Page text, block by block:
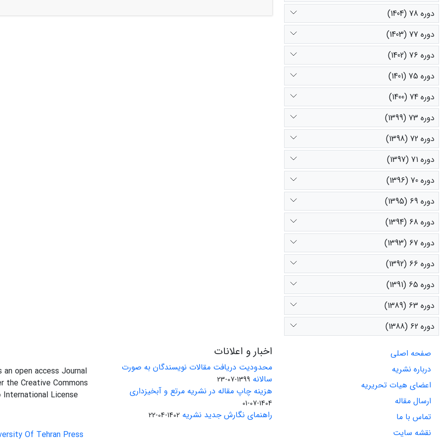
دوره 78 (1404)
دوره 77 (1403)
دوره 76 (1402)
دوره 75 (1401)
دوره 74 (1400)
دوره 73 (1399)
دوره 72 (1398)
دوره 71 (1397)
دوره 70 (1396)
دوره 69 (1395)
دوره 68 (1394)
دوره 67 (1393)
دوره 66 (1392)
دوره 65 (1391)
دوره 63 (1389)
دوره 62 (1388)
صفحه اصلی
درباره نشریه
اعضای هیات تحریریه
ارسال مقاله
تماس با ما
نقشه سایت
اخبار و اعلانات
محدودیت دریافت مقالات نویسندگان به صورت
سالانه 1399-07-23
هزینه چاپ مقاله در نشریه مرتع و آبخیزداری
1404-07-01
راهنمای نگارش جدید نشریه 1402-04-22
an open access Journal
the Creative Commons
License
Of Tehran Press